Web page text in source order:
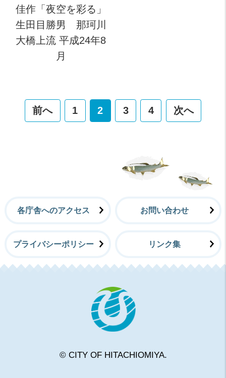
佳作「夜空を彩る」
生田目勝男 那珂川
大橋上流 平成24年8
月
前へ 1 2 3 4 次へ
各庁舎へのアクセス お問い合わせ
プライバシーポリシー リンク集
© CITY OF HITACHIOMIYA.